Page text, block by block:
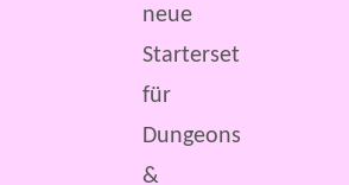
neue
Starterset
für
Dungeons
&